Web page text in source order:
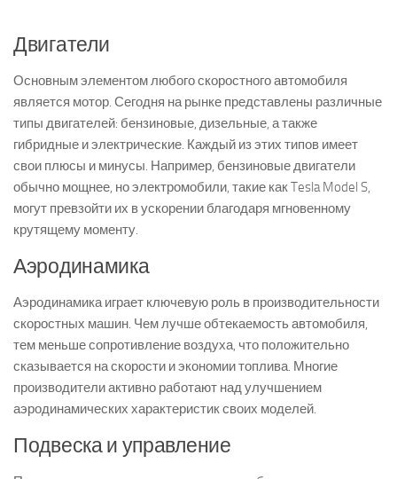
Двигатели
Основным элементом любого скоростного автомобиля
является мотор. Сегодня на рынке представлены различные
типы двигателей: бензиновые, дизельные, а также
гибридные и электрические. Каждый из этих типов имеет
свои плюсы и минусы. Например, бензиновые двигатели
обычно мощнее, но электромобили, такие как Tesla Model S,
могут превзойти их в ускорении благодаря мгновенному
крутящему моменту.
Аэродинамика
Аэродинамика играет ключевую роль в производительности
скоростных машин. Чем лучше обтекаемость автомобиля,
тем меньше сопротивление воздуха, что положительно
сказывается на скорости и экономии топлива. Многие
производители активно работают над улучшением
аэродинамических характеристик своих моделей.
Подвеска и управление